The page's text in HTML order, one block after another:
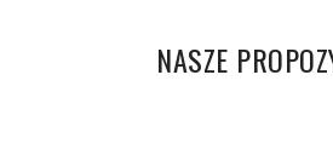
NASZE